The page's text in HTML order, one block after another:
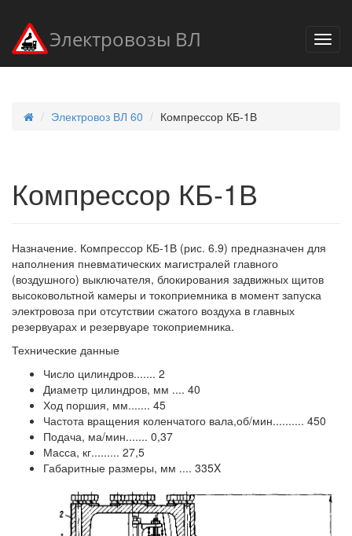
Электровозы ВЛ
Электровоз ВЛ 60 Компрессор КБ-1В
Компрессор КБ-1В
Назначение. Компрессор КБ-1В (рис. 6.9) предназначен для
наполнения пневматических магистралей главного
(воздушного) выключателя, блокирования задвижных щитов
высоковольтной камеры и токоприемника в момент запуска
электровоза при отсутствии сжатого воздуха в главных
резервуарах и резервуаре токоприемника.
Технические данные
Число цилиндров....... 2
Диаметр цилиндров, мм .... 40
Ход поршия, мм....... 45
Частота вращения коленчатого вала,об/мин.......... 450
Подача, ма/мин....... 0,37
Масса, кг......... 27,5
Габаритные размеры, мм .... 335X